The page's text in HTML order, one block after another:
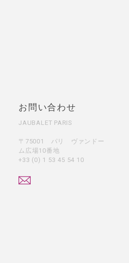
お問い合わせ
JAUBALET PARIS
〒75001 パリ ヴァンドー
ム広場10番地
+33 (0) 1 53 45 54 10